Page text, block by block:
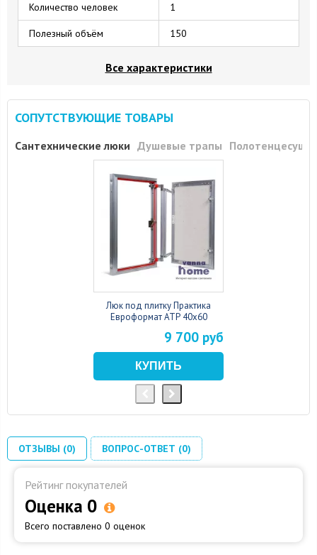
Количество человек 1
Полезный объём 150
Все характеристики
СОПУТСТВУЮЩИЕ ТОВАРЫ
Сантехнические люки Душевые трапы
Люк под плитку Практика
Евроформат АТР 40x60
9 700 руб
ОТЗЫВЫ (0) ВОПРОС-ОТВЕТ (0)
Рейтинг покупателей
Оценка 0
Всего поставлено 0 оценок